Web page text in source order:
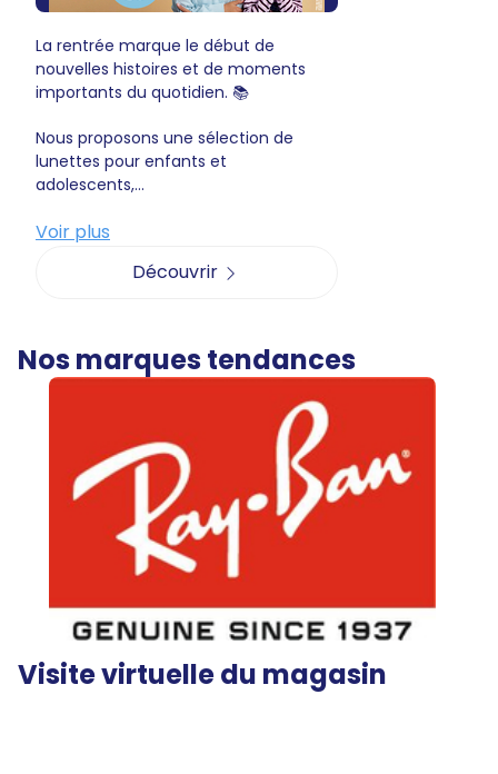
La rentrée marque le début de
nouvelles histoires et de moments
importants du quotidien. 📚
Nous proposons une sélection de
lunettes pour enfants et
adolescents,...
Voir plus
Découvrir
Nos marques tendances
Visite virtuelle du magasin